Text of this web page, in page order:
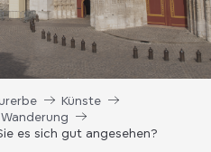
Künste
es sich gut angesehen?